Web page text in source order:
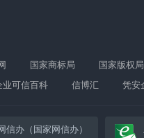
国家商标局
国家版权局
业可信百科 信博汇 凭安
信办（国家网信办）